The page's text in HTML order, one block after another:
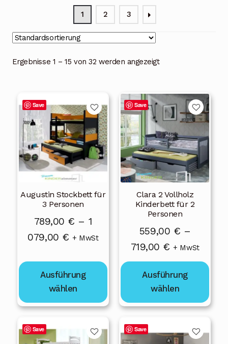
Über uns
Kontakt
Rechtliche Hinweise
öffnen
1 2 3
Ergebnisse 1 – 15 von 32 werden angezeigt
Save
Augustin Stockbett für
3 Personen
789,00 € – 1
079,00 €Preisspanne:
1
079,00 €
+ MwSt
Ausführung
wählen
Dieses
Produkt
weist
mehrere
Varianten
auf.
Optionen
können
der
gewählt
werden
Save
Clara 2 Vollholz
Kinderbett für 2
Personen
559,00 € –
719,00 €Preisspanne:
559,00 €
bis
719,00 €
+ MwSt
Ausführung
wählen
Dieses
Produkt
weist
mehrere
Varianten
auf.
Die
Optionen
können
Produktseite
gewählt
werden
Save
Dieses
Produkt
Save
Dieses
Produkt